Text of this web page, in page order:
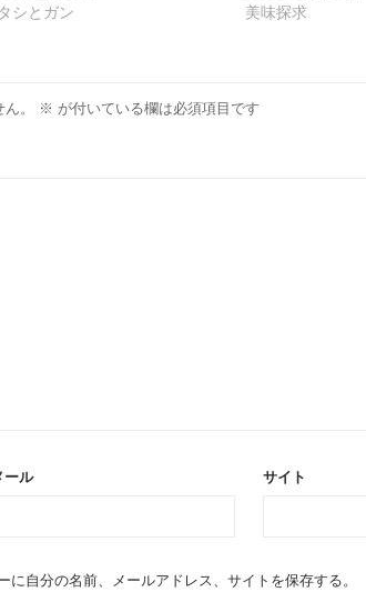
シとガン
美味探求
。 ※ が付いている欄は必須項目です
ール サイト
自分の名前、メールアドレス、サイトを保存する。